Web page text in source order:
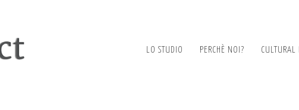
LO STUDIO PERCHÈ NOI? CULTURAL